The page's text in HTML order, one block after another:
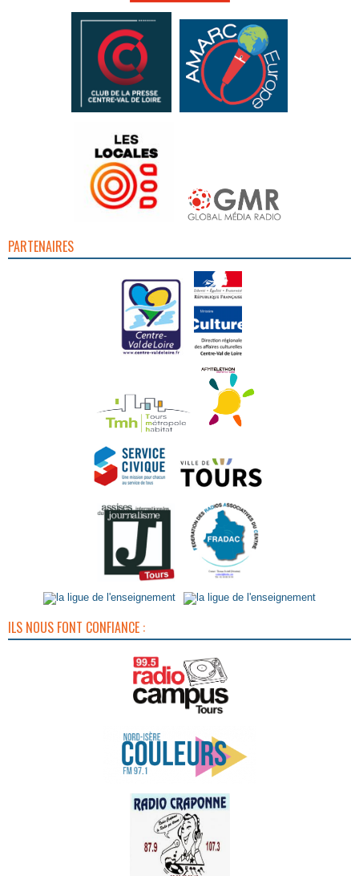
PARTENAIRES
ILS NOUS FONT CONFIANCE :